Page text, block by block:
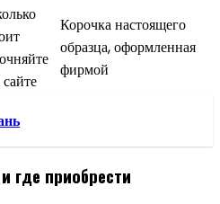
Корочка настоящего
образца, оформленная
фирмой
где приобрести